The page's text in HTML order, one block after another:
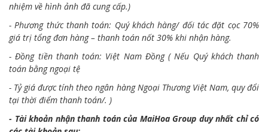
nhiệm về hình ảnh đã cung cấp.)
- Phương thức thanh toán: Quý khách hàng/ đối tác đặt cọc 70%
giá trị tổng đơn hàng – thanh toán nốt 30% khi nhận hàng.
- Đồng tiền thanh toán: Việt Nam Đồng ( Nếu Quý khách thanh
toán bằng ngoại tệ
- Tỷ giá được tính theo ngân hàng Ngoại Thương Việt Nam, quy đổi
tại thời điểm thanh toán/. )
- Tài khoản nhận thanh toán của MaiHoa Group duy nhất chỉ có